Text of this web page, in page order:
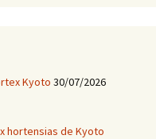
Kyoto 30/07/2026
hortensias de Kyoto